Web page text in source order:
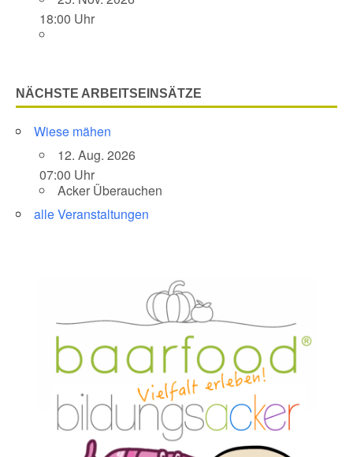
18:00 Uhr
NÄCHSTE ARBEITSEINSÄTZE
Wiese mähen
12. Aug. 2026
07:00 Uhr
Acker Überauchen
alle Veranstaltungen